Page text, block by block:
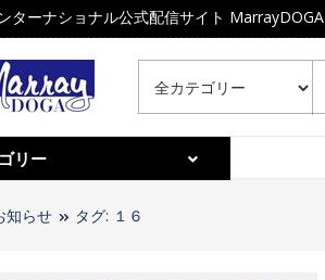
ターナショナル公式配信サイト MarrayDOGA
リー
知らせ タグ: １６